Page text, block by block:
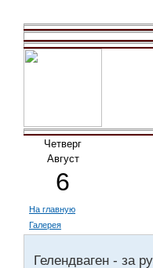
Четверг
Август
6
На главную
Галерея
Гелендваген - за